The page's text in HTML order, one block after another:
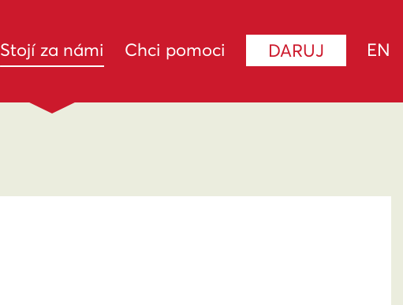
Stojí za námi (current)
Chci pomoci DARUJ EN